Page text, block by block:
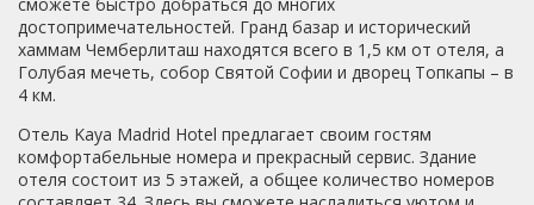
сможете быстро добраться до многих
достопримечательностей. Гранд базар и исторический
хаммам Чемберлиташ находятся всего в 1,5 км от отеля, а
Голубая мечеть, собор Святой Софии и дворец Топкапы – в
4 км.
Отель Kaya Madrid Hotel предлагает своим гостям
комфортабельные номера и прекрасный сервис. Здание
отеля состоит из 5 этажей, а общее количество номеров